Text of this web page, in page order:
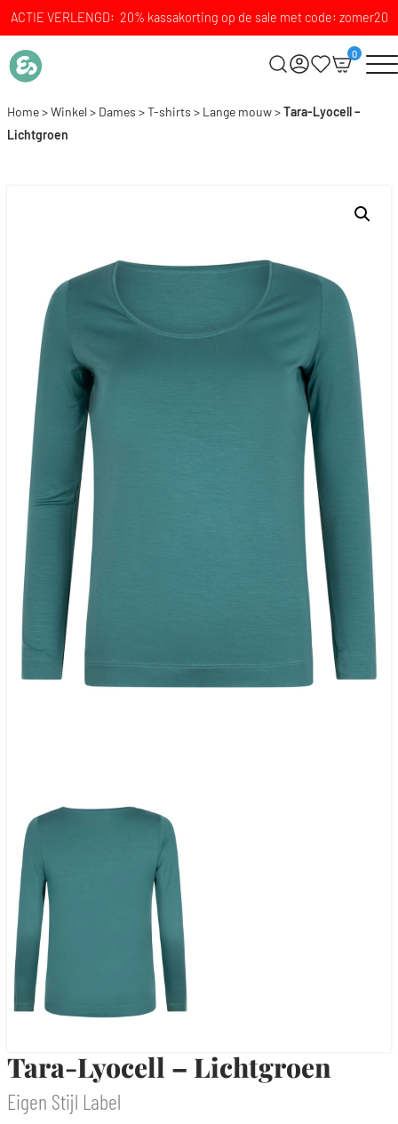
ACTIE VERLENGD: 20% kassakorting op de sale met code: zomer20
0
Home>Winkel> Dames >T-shirts > Lange mouw>Tara-Lyocell –
Lichtgroen
Tara-Lyocell – Lichtgroen
Eigen Stijl Label